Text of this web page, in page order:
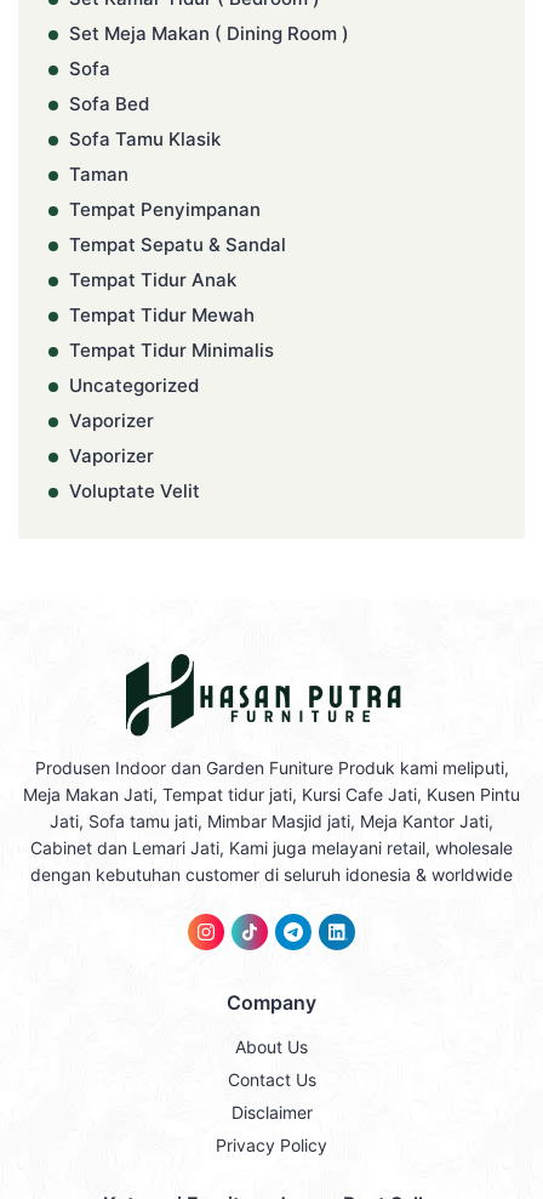
Set Meja Makan ( Dining Room )
Sofa
Sofa Bed
Sofa Tamu Klasik
Taman
Tempat Penyimpanan
Tempat Sepatu & Sandal
Tempat Tidur Anak
Tempat Tidur Mewah
Tempat Tidur Minimalis
Uncategorized
Vaporizer
Vaporizer
Voluptate Velit
Produsen Indoor dan Garden Funiture Produk kami meliputi,
Meja Makan Jati, Tempat tidur jati, Kursi Cafe Jati, Kusen Pintu
Jati, Sofa tamu jati, Mimbar Masjid jati, Meja Kantor Jati,
Cabinet dan Lemari Jati, Kami juga melayani retail, wholesale
dengan kebutuhan customer di seluruh idonesia & worldwide
Company
About Us
Contact Us
Disclaimer
Privacy Policy